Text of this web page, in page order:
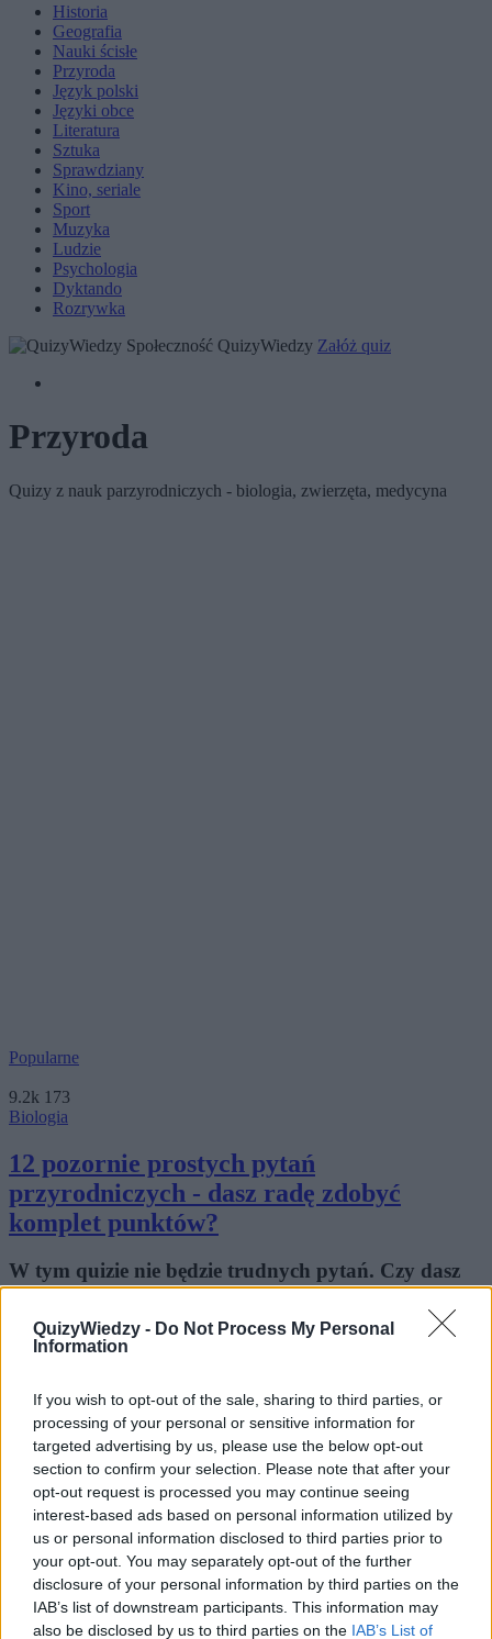
QuizyWiedzy - Do Not Process My Personal
Information
If you wish to opt-out of the sale, sharing to third parties, or
processing of your personal or sensitive information for
targeted advertising by us, please use the below opt-out
section to confirm your selection. Please note that after your
opt-out request is processed you may continue seeing
interest-based ads based on personal information utilized by
us or personal information disclosed to third parties prior to
your opt-out. You may separately opt-out of the further
disclosure of your personal information by third parties on the
IAB’s list of downstream participants. This information may
also be disclosed by us to third parties on the IAB’s List of
Historia
Geografia
Nauki ścisłe
Przyroda
Język polski
Języki obce
Literatura
Sztuka
Sprawdziany
Kino, seriale
Sport
Muzyka
Ludzie
Psychologia
Dyktando
Rozrywka
Społeczność QuizyWiedzy Załóż quiz
Przyroda
Quizy z nauk parzyrodniczych - biologia, zwierzęta, medycyna
Popularne
9.2k 173
Biologia
12 pozornie prostych pytań
przyrodniczych - dasz radę zdobyć
komplet punktów?
W tym quizie nie będzie trudnych pytań. Czy dasz
radę zdobyć komplet punktów? Przekonajmy się ...
Hippiska
Wyszukiwarka
Szukaj: